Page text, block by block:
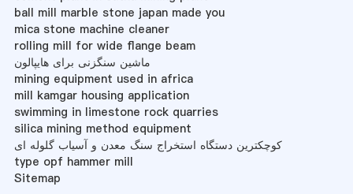
ball mill marble stone japan made you
mica stone machine cleaner
rolling mill for wide flange beam
ماشین سنگزنی برای هایپالون
mining equipment used in africa
mill kamgar housing application
swimming in limestone rock quarries
silica mining method equipment
کوچکترین دستگاه استخراج سنگ معدن و آسیاب گلوله ای
type opf hammer mill
Sitemap